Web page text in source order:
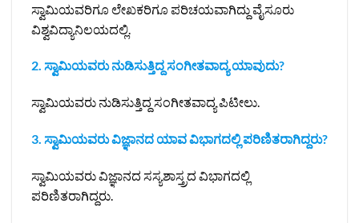
ಸ್ವಾಮಿಯವರಿಗೂ ಲೇಖಕರಿಗೂ ಪರಿಚಯವಾಗಿದ್ದು ವೈಸೂರು
ವಿಶ್ವವಿದ್ಯಾನಿಲಯದಲ್ಲಿ.
2. ಸ್ವಾಮಿಯವರು ನುಡಿಸುತ್ತಿದ್ದ ಸಂಗೀತವಾದ್ಯ ಯಾವುದು?
ಸ್ವಾಮಿಯವರು ನುಡಿಸುತ್ತಿದ್ದ ಸಂಗೀತವಾದ್ಯ ಪಿಟೀಲು.
3. ಸ್ವಾಮಿಯವರು ವಿಜ್ಞಾನದ ಯಾವ ವಿಭಾಗದಲ್ಲಿ ಪರಿಣಿತರಾಗಿದ್ದರು?
ಸ್ವಾಮಿಯವರು ವಿಜ್ಞಾನದ ಸಸ್ಯಶಾಸ್ತ್ರದ ವಿಭಾಗದಲ್ಲಿ
ಪರಿಣಿತರಾಗಿದ್ದರು.